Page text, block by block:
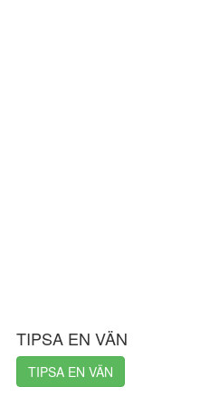
TIPSA EN VÄN
TIPSA EN VÄN